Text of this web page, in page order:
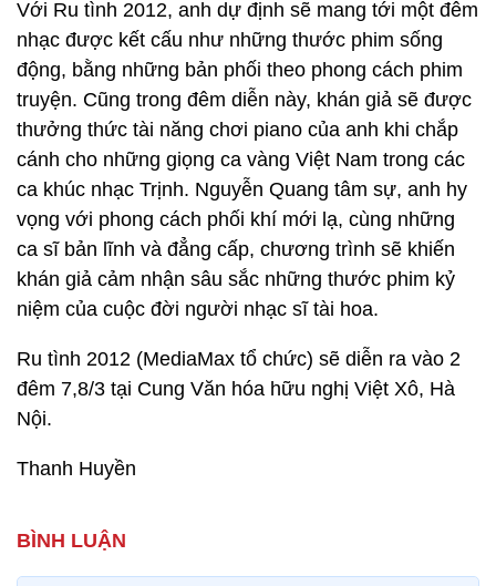
Với Ru tình 2012, anh dự định sẽ mang tới một đêm
nhạc được kết cấu như những thước phim sống
động, bằng những bản phối theo phong cách phim
truyện. Cũng trong đêm diễn này, khán giả sẽ được
thưởng thức tài năng chơi piano của anh khi chắp
cánh cho những giọng ca vàng Việt Nam trong các
ca khúc nhạc Trịnh. Nguyễn Quang tâm sự, anh hy
vọng với phong cách phối khí mới lạ, cùng những
ca sĩ bản lĩnh và đẳng cấp, chương trình sẽ khiến
khán giả cảm nhận sâu sắc những thước phim kỷ
niệm của cuộc đời người nhạc sĩ tài hoa.
Ru tình 2012 (MediaMax tổ chức) sẽ diễn ra vào 2
đêm 7,8/3 tại Cung Văn hóa hữu nghị Việt Xô, Hà
Nội.
Thanh Huyền